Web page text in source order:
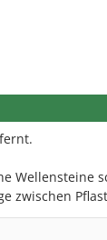
Wellensteine
zwischen